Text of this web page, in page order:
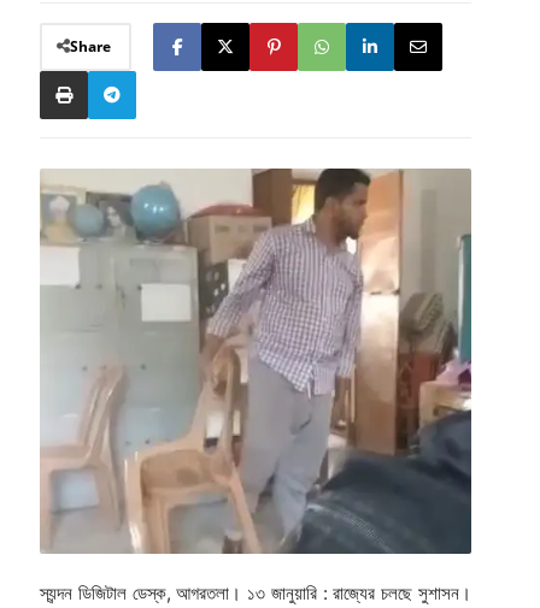
Share
স্যন্দন ডিজিটাল ডেস্ক, আগরতলা। ১৩ জানুয়ারি : রাজ্যের চলছে সুশাসন।